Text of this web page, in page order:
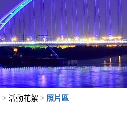
> 活動花絮 > 照片區